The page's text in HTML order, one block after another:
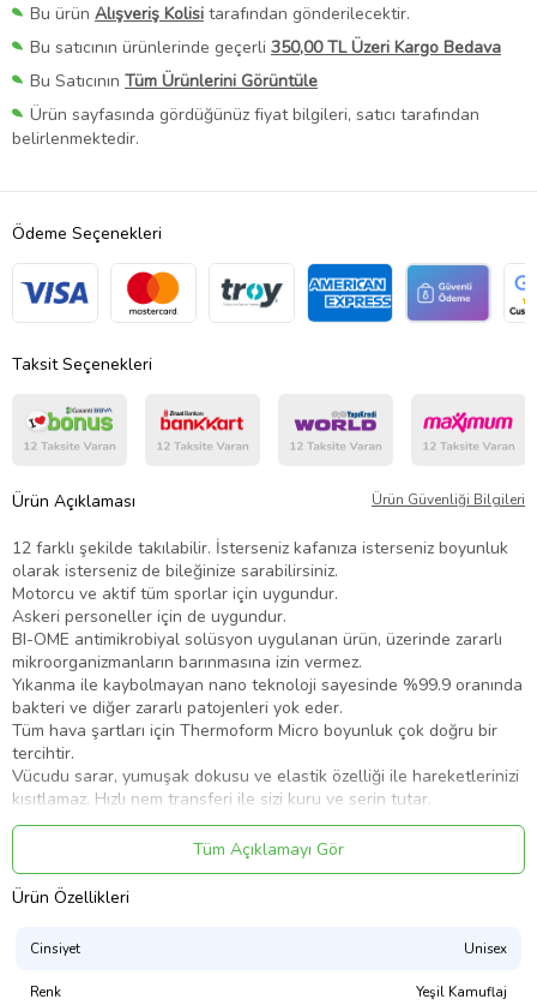
Bu ürün Alışveriş Kolisi tarafından gönderilecektir.
Bu satıcının ürünlerinde geçerli 350,00 TL Üzeri Kargo Bedava
Bu Satıcının Tüm Ürünlerini Görüntüle
Ürün sayfasında gördüğünüz fiyat bilgileri, satıcı tarafından
belirlenmektedir.
Ödeme Seçenekleri
Taksit Seçenekleri
Ürün Açıklaması Ürün Güvenliği Bilgileri
12 farklı şekilde takılabilir. İsterseniz kafanıza isterseniz boyunluk
olarak isterseniz de bileğinize sarabilirsiniz.
Motorcu ve aktif tüm sporlar için uygundur.
Askeri personeller için de uygundur.
BI-OME antimikrobiyal solüsyon uygulanan ürün, üzerinde zararlı
mikroorganizmanların barınmasına izin vermez.
Yıkanma ile kaybolmayan nano teknoloji sayesinde %99.9 oranında
bakteri ve diğer zararlı patojenleri yok eder.
Tüm hava şartları için Thermoform Micro boyunluk çok doğru bir
tercihtir.
Vücudu sarar, yumuşak dokusu ve elastik özelliği ile hareketlerinizi
kısıtlamaz. Hızlı nem transferi ile sizi kuru ve serin tutar.
Thermoform mikrofiber teknolojisi nemi vücudunuzdan hızlı bir
Cilde yapışmaz.
Cildinizi UV ışınlarından korur.
mağazası Asker Marketi’ni inceleyebilirsiniz.
Ürün Kodu:
Tüm Açıklamayı Gör
Ürün Özellikleri
Cinsiyet Unisex
Renk Yeşil Kamuflaj